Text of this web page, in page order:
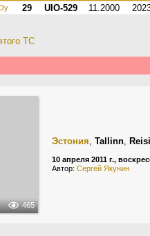
29 UIO-529 11.2000
ТС
465
Эстония, Tallinn,
10 апреля 2011 г.,
Автор: Сергей Якунин